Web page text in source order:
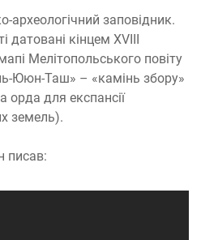
археологічний заповідник.
датовані кінцем XVIII
Мелітопольського повіту
Ююн-Таш» – «камінь збору»
орда для експансії
земель).
писав: